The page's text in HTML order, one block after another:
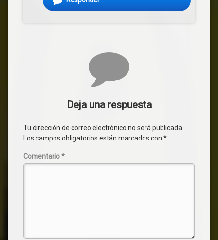
Deja una respuesta
Tu dirección de correo electrónico no será publicada.
Los campos obligatorios están marcados con *
Comentario*